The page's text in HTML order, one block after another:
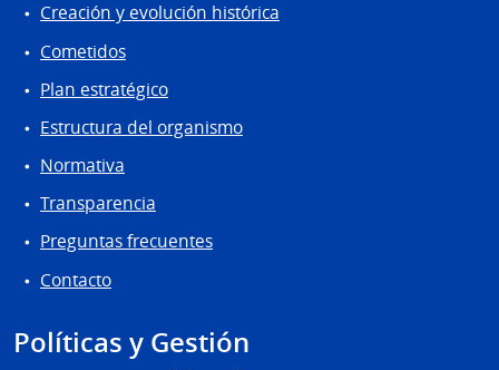
Creación y evolución histórica
Cometidos
Plan estratégico
Estructura del organismo
Normativa
Transparencia
Preguntas frecuentes
Contacto
Políticas y Gestión